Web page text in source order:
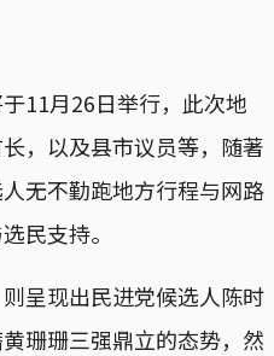
11月26日举行，此次地
，以及县市议员等，随著
无不勤跑地方行程与网路
民支持。
呈现出民进党候选人陈时
珊珊三强鼎立的态势，然